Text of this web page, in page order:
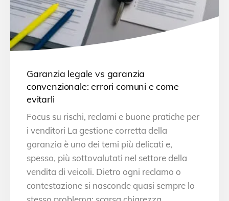
Garanzia legale vs garanzia
convenzionale: errori comuni e come
evitarli
Focus su rischi, reclami e buone pratiche per
i venditori La gestione corretta della
garanzia è uno dei temi più delicati e,
spesso, più sottovalutati nel settore della
vendita di veicoli. Dietro ogni reclamo o
contestazione si nasconde quasi sempre lo